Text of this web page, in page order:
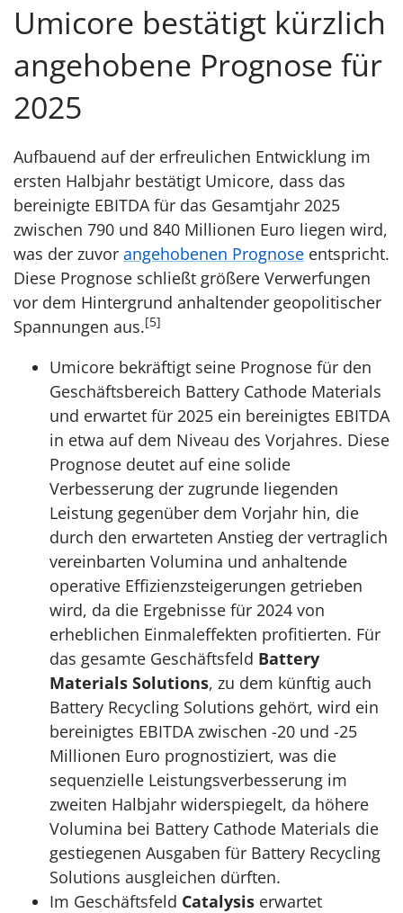
Umicore bestätigt kürzlich
angehobene Prognose für
2025
Aufbauend auf der erfreulichen Entwicklung im
ersten Halbjahr bestätigt Umicore, dass das
bereinigte EBITDA für das Gesamtjahr 2025
zwischen 790 und 840 Millionen Euro liegen wird,
was der zuvor angehobenen Prognose entspricht.
Diese Prognose schließt größere Verwerfungen
vor dem Hintergrund anhaltender geopolitischer
Spannungen aus.[5]
Umicore bekräftigt seine Prognose für den
Geschäftsbereich Battery Cathode Materials
und erwartet für 2025 ein bereinigtes EBITDA
in etwa auf dem Niveau des Vorjahres. Diese
Prognose deutet auf eine solide
Verbesserung der zugrunde liegenden
Leistung gegenüber dem Vorjahr hin, die
durch den erwarteten Anstieg der vertraglich
vereinbarten Volumina und anhaltende
operative Effizienzsteigerungen getrieben
wird, da die Ergebnisse für 2024 von
erheblichen Einmaleffekten profitierten. Für
das gesamte Geschäftsfeld Battery
Materials Solutions, zu dem künftig auch
Battery Recycling Solutions gehört, wird ein
bereinigtes EBITDA zwischen -20 und -25
Millionen Euro prognostiziert, was die
sequenzielle Leistungsverbesserung im
zweiten Halbjahr widerspiegelt, da höhere
Volumina bei Battery Cathode Materials die
gestiegenen Ausgaben für Battery Recycling
Solutions ausgleichen dürften.
Im Geschäftsfeld Catalysis erwartet